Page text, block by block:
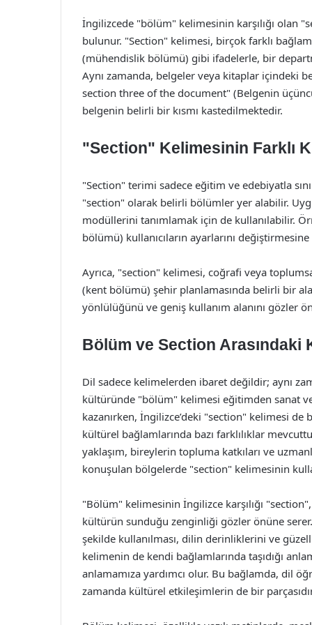
İngilizcede "bölüm" kelimesinin karşılığı olan
bulunur. "Section" kelimesi, birçok farklı
(mühendislik bölümü) gibi ifadelerle, bir
Aynı zamanda, belgeler veya kitaplar içindeki
section three of the document" (Belgenin
belgenin belirli bir kısmı kastedilmektedir.
"Section" Kelimesinin Farklı
"Section" terimi sadece eğitim ve edebiyatla
"section" olarak belirli bölümler yer alabilir.
modüllerini tanımlamak için de kullanılabilir.
bölümü) kullanıcıların ayarlarını
Ayrıca, "section" kelimesi, coğrafi veya
(kent bölümü) şehir planlamasında belirli bir
yönlülüğünü ve geniş kullanım alanını gözler
Bölüm ve Section Arasındaki
Dil sadece kelimelerden ibaret değildir; aynı
kültüründe "bölüm" kelimesi eğitimden sanat
kazanırken, İngilizce’deki "section" kelimesi
kültürel bağlamlarında bazı farklılıklar
yaklaşım, bireylerin topluma katkıları ve
konuşulan bölgelerde "section" kelimesinin
"Bölüm" kelimesinin İngilizce karşılığı
kültürün sunduğu zenginliği gözler önüne
şekilde kullanılması, dilin derinliklerini ve
kelimenin de kendi bağlamlarında taşıdığı
anlamamıza yardımcı olur. Bu bağlamda, dil
zamanda kültürel etkileşimlerin de bir